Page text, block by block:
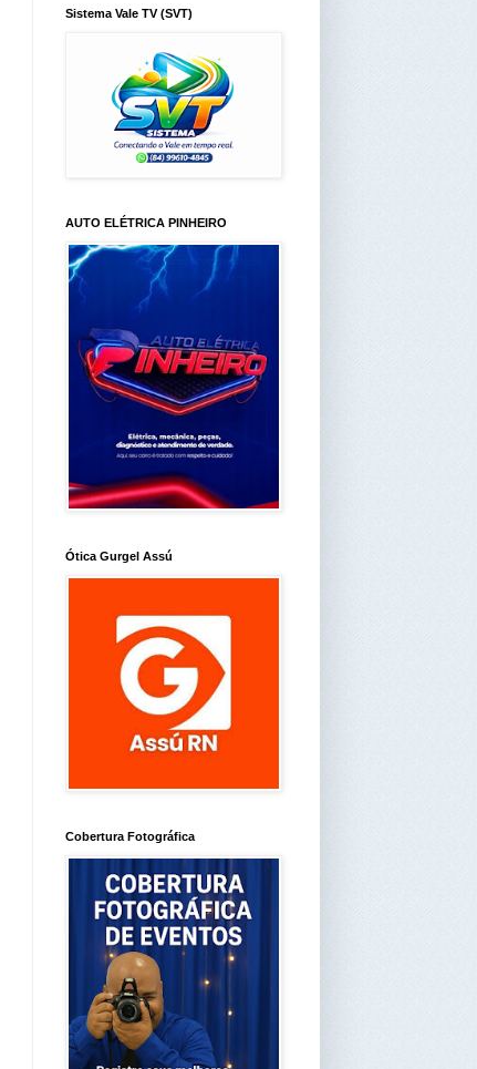
Sistema Vale TV (SVT)
AUTO ELÉTRICA PINHEIRO
Ótica Gurgel Assú
Cobertura Fotográfica